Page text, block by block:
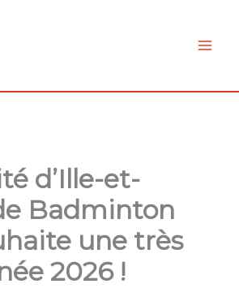
d’Ille-et-
Badminton
une très
2026 !